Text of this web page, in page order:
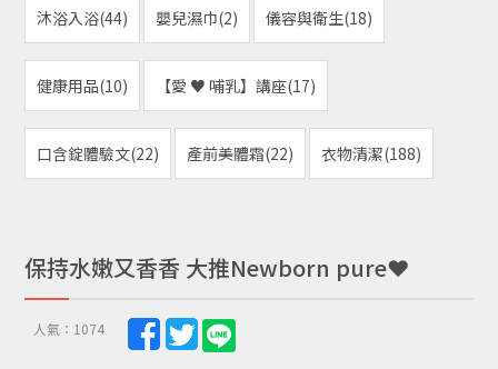
沐浴入浴(44) 嬰兒濕巾(2) 儀容與衛生(18)
健康用品(10) 【愛 ♥ 哺乳】講座(17)
口含錠體驗文(22) 產前美體霜(22) 衣物清潔(188)
保持水嫩又香香 大推Newborn pure❤️
人氣：1074